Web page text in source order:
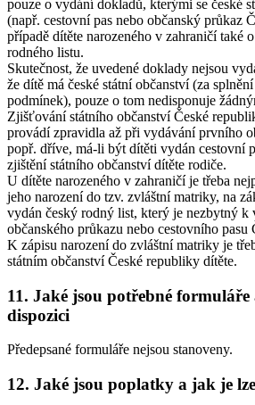
pouze o vydání dokladů, kterými se české
(např. cestovní pas nebo občanský průkaz
případě dítěte narozeného v zahraničí také
rodného listu.
Skutečnost, že uvedené doklady nejsou
že dítě má české státní občanství (za
podmínek), pouze o tom nedisponuje
Zjišťování státního občanství České
provádí zpravidla až při vydávání prvního
popř. dříve, má-li být dítěti vydán cestovní
zjištění státního občanství dítěte rodiče.
U dítěte narozeného v zahraničí je třeba
jeho narození do tzv. zvláštní matriky, na
vydán český rodný list, který je nezbytný k
občanského průkazu nebo cestovního pasu
K zápisu narození do zvláštní matriky je
státním občanství České republiky dítěte.
11. Jaké jsou potřebné formuláře
dispozici
Předepsané formuláře nejsou stanoveny.
12. Jaké jsou poplatky a jak je